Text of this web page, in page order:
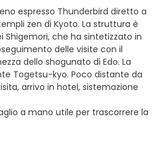
espresso Thunderbird diretto a
zen di Kyoto. La struttura è
Shigemori, che ha sintetizzato in
delle visite con il
dello shogunato di Edo. La
Togetsu-kyo. Poco distante da
arrivo in hotel, sistemazione
a mano utile per trascorrere la